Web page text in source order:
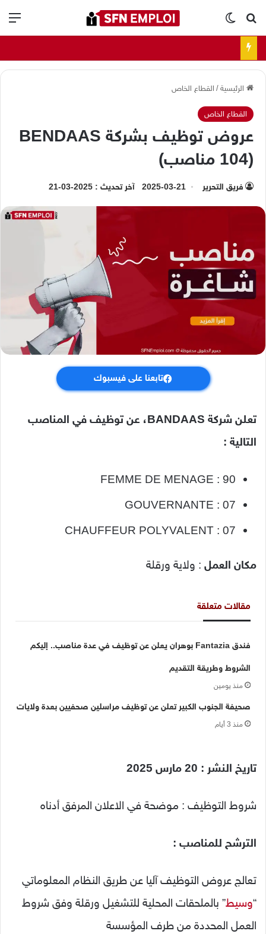
بحث عنالوضع المظلم
الرئيسية/ القطاع الخاص
القطاع الخاص
عروض توظيف بشركة BENDAAS
(104 مناصب)
فريق التحرير 2025-03-21 آخر تحديث : 2025-03-21
تابعنا على فيسبوك
تعلن شركة BANDAAS، عن توظيف في المناصب
التالية :
FEMME DE MENAGE : 90
GOUVERNANTE : 07
CHAUFFEUR POLYVALENT : 07
مكان العمل : ولاية ورقلة
مقالات متعلقة
فندق Fantazia بوهران يعلن عن توظيف في عدة مناصب.. إليكم
الشروط وطريقة التقديم
منذ يومين
صحيفة الجنوب الكبير تعلن عن توظيف مراسلين صحفيين بعدة ولايات
منذ 3 أيام
تاريخ النشر : 20 مارس 2025
شروط التوظيف : موضحة في الاعلان المرفق أدناه
الترشح للمناصب :
تعالج عروض التوظيف آليا عن طريق النظام المعلوماتي
“وسيط” بالملحقات المحلية للتشغيل ورقلة وفق شروط
العمل المحددة من طرف المؤسسة